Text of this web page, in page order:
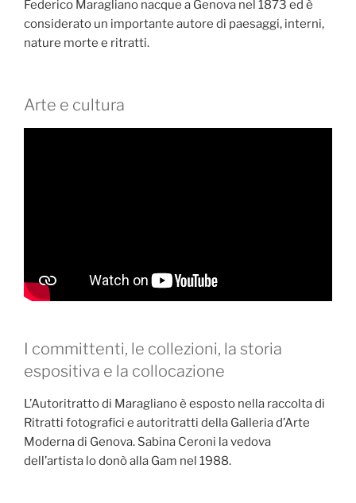
Federico Maragliano nacque a Genova nel 1873 ed è
considerato un importante autore di paesaggi, interni,
nature morte e ritratti.
Arte e cultura
I committenti, le collezioni, la storia
espositiva e la collocazione
L’Autoritratto di Maragliano è esposto nella raccolta di
Ritratti fotografici e autoritratti della Galleria d’Arte
Moderna di Genova. Sabina Ceroni la vedova
dell’artista lo donò alla Gam nel 1988.